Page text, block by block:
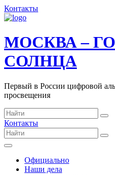
Контакты
МОСКВА –
СОЛНЦА
Первый в России цифровой
просвещения
Контакты
Официально
Наши дела